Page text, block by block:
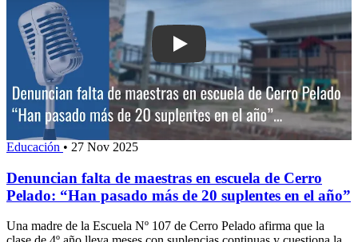
Play: Denuncian falta de maestras en
Educación • 27 Nov 2025
Denuncian falta de maestras en escuela de Cerro
Pelado: “Han pasado más de 20 suplentes en el año”
Una madre de la Escuela Nº 107 de Cerro Pelado afirma que la